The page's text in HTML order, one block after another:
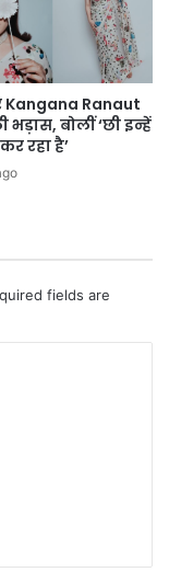
Kangana Ranaut
भड़ास, बोलीं ‘छी इन्हें
रहा है’
fields are